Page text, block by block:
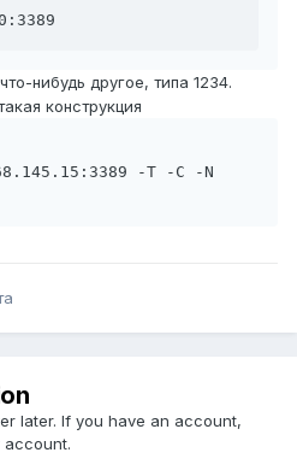
нибудь другое, типа 1234.
конструкция
-T -C -N
later. If you have an account,